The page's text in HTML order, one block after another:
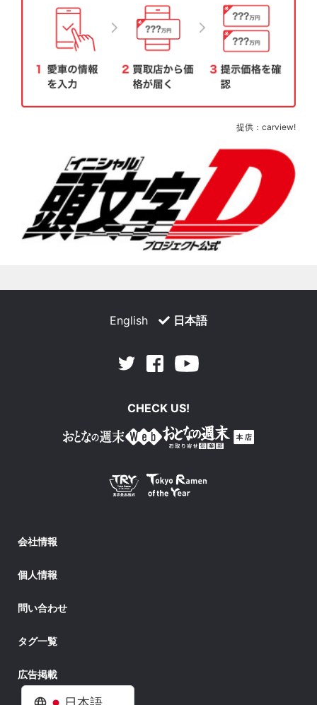
提供：carview!
English 日本語
Twitter Facebook
CHECK US!
会社情報
個人情報
問い合わせ
タグ一覧
広告掲載